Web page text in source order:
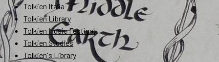
Tolkien Italia
Tolkien Library
Tolkien Music Festival
Tolkien Studies
Tolkien's Library